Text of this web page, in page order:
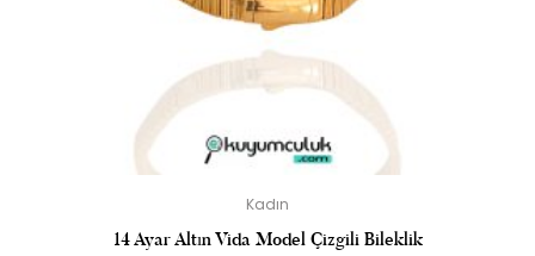
Kadın
14 Ayar Altın Vida Model Çizgili Bileklik